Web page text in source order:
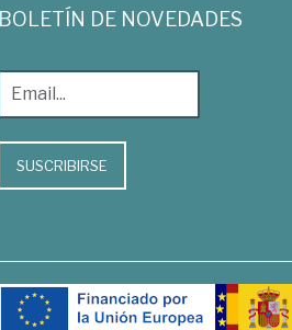
BOLETÍN DE NOVEDADES
SUSCRIBIRSE